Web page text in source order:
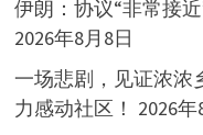
伊朗：协议“非常接
2026年8月8日
一场悲剧，见证浓浓
力感动社区！ 2026年